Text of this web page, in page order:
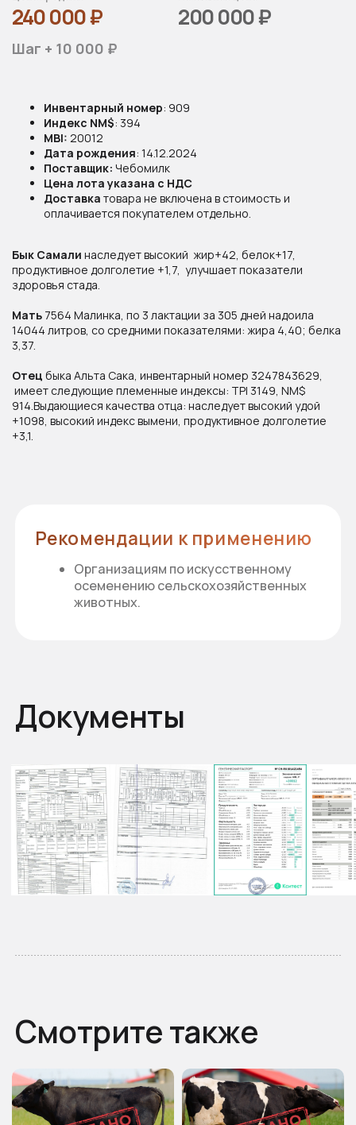
240 000₽ 200 000₽
Шаг + 10 000 ₽
Инвентарный номер: 909
Индекс NM$: 394
MBI: 20012
Дата рождения: 14.12.2024
Поставщик: Чебомилк
Цена лота указана с НДС
Доставка товара не включена в стоимость и
оплачивается покупателем отдельно.
Бык Самали наследует высокий жир+42, белок+17,
продуктивное долголетие +1,7, улучшает показатели
здоровья стада.
Мать 7564 Малинка, по 3 лактации за 305 дней надоила
14044 литров, со средними показателями: жира 4,40; белка
3,37.
Отец быка Альта Сака, инвентарный номер 3247843629,
имеет следующие племенные индексы: TPI 3149, NM$
914.Выдающиеся качества отца: наследует высокий удой
+1098, высокий индекс вымени, продуктивное долголетие
+3,1.
Организациям по искусственному
Документы
Смотрите также